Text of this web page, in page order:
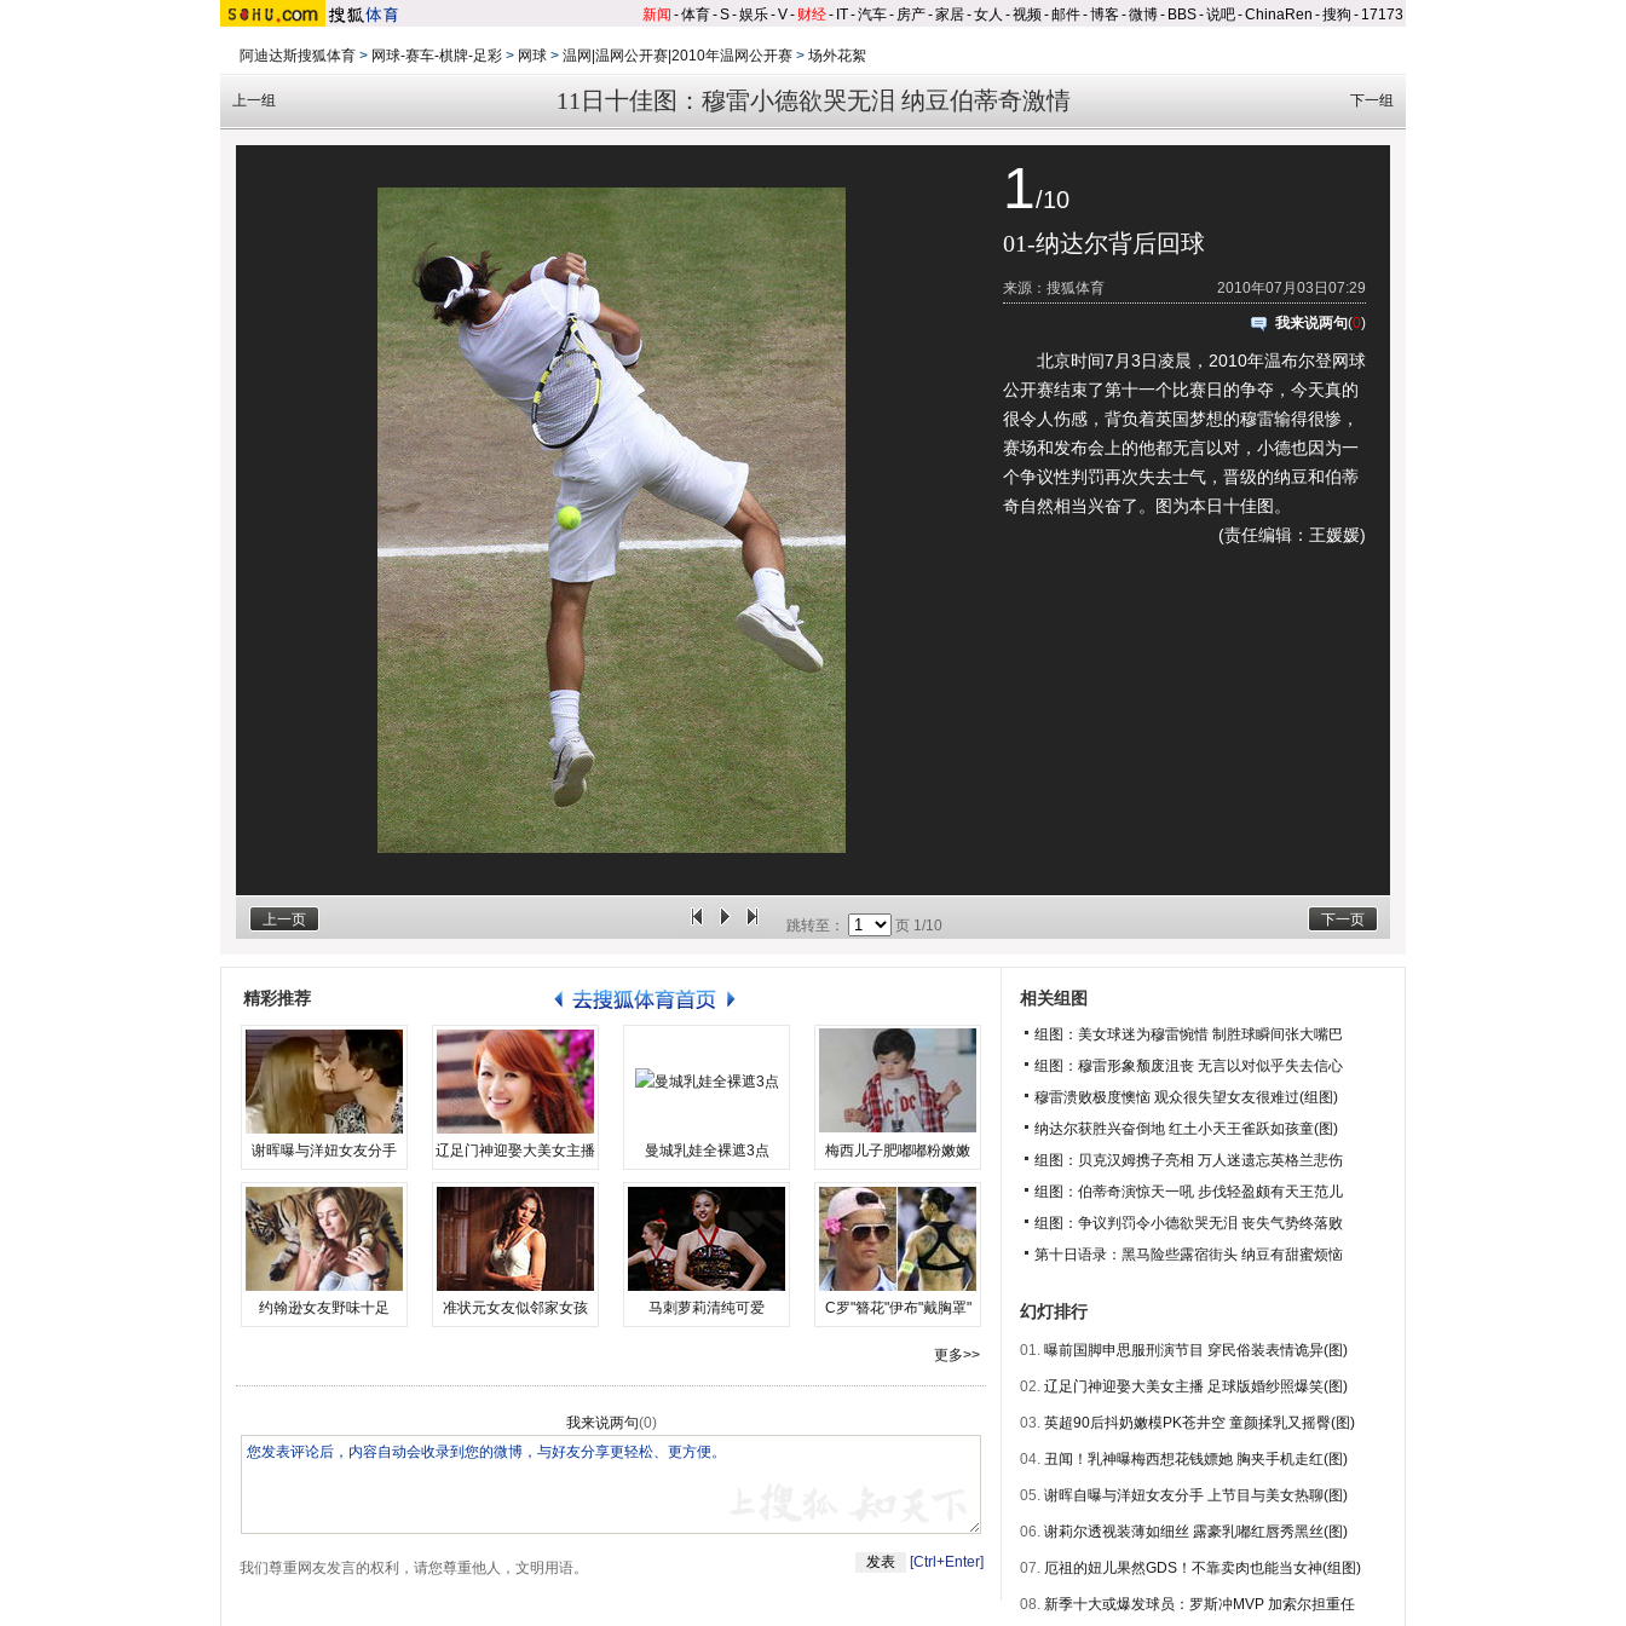
新闻 -体育-S-娱乐-V- 财经- IT-汽车- 房产-家居-女人 -视频-邮件-博客-微博- BBS-说吧-ChinaRen -搜狗 - 17173
阿迪达斯搜狐体育 > 网球-赛车-棋牌-足彩 > 网球 > 温网|温网公开赛|2010年温网公开赛 > 场外花絮
11日十佳图：穆雷小德欲哭无泪 纳豆伯蒂奇激情
上一组 下一组
1/10
01-纳达尔背后回球
2010年07月03日07:29
来源：搜狐体育
我来说两句(0)
北京时间7月3日凌晨，2010年温布尔登网球
公开赛结束了第十一个比赛日的争夺，今天真的
很令人伤感，背负着英国梦想的穆雷输得很惨，
赛场和发布会上的他都无言以对，小德也因为一
个争议性判罚再次失去士气，晋级的纳豆和伯蒂
奇自然相当兴奋了。图为本日十佳图。
(责任编辑：王媛媛)
上一页 下一页
跳转至： 页 1/10
精彩推荐
谢晖曝与洋妞女友分手 辽足门神迎娶大美女主播 曼城乳娃全裸遮3点 梅西儿子肥嘟嘟粉嫩嫩
约翰逊女友野味十足 准状元女友似邻家女孩 马刺萝莉清纯可爱 C罗"簪花"伊布"戴胸罩"
更多>>
我来说两句(0)
我们尊重网友发言的权利，请您尊重他人，文明用语。 [Ctrl+Enter]
相关组图
组图：美女球迷为穆雷惋惜 制胜球瞬间张大嘴巴
组图：穆雷形象颓废沮丧 无言以对似乎失去信心
穆雷溃败极度懊恼 观众很失望女友很难过(组图)
纳达尔获胜兴奋倒地 红土小天王雀跃如孩童(图)
组图：贝克汉姆携子亮相 万人迷遗忘英格兰悲伤
组图：伯蒂奇演惊天一吼 步伐轻盈颇有天王范儿
组图：争议判罚令小德欲哭无泪 丧失气势终落败
第十日语录：黑马险些露宿街头 纳豆有甜蜜烦恼
幻灯排行
01. 曝前国脚申思服刑演节目 穿民俗装表情诡异(图)
02. 辽足门神迎娶大美女主播 足球版婚纱照爆笑(图)
03. 英超90后抖奶嫩模PK苍井空 童颜揉乳又摇臀(图)
04. 丑闻！乳神曝梅西想花钱嫖她 胸夹手机走红(图)
05. 谢晖自曝与洋妞女友分手 上节目与美女热聊(图)
06. 谢莉尔透视装薄如细丝 露豪乳嘟红唇秀黑丝(图)
07. 厄祖的妞儿果然GDS！不靠卖肉也能当女神(组图)
08. 新季十大或爆发球员：罗斯冲MVP 加索尔担重任